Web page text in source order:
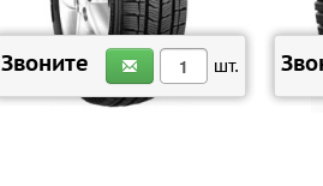
ЗАКАЗАТЬ
Звоните шт.